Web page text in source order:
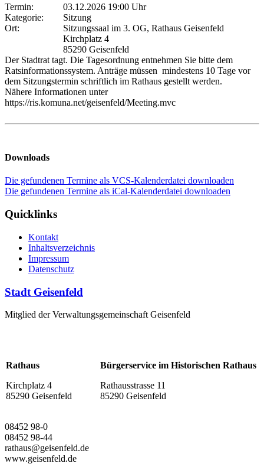
Termin:
03.12.2026 19:00 Uhr
Kategorie:
Sitzung
Ort:
Sitzungssaal im 3. OG, Rathaus Geisenfeld
Kirchplatz 4
85290 Geisenfeld
Der Stadtrat tagt. Die Tagesordnung entnehmen Sie bitte dem
Ratsinformationssystem. Anträge müssen mindestens 10 Tage vor
dem Sitzungstermin schriftlich im Rathaus gestellt werden.
Nähere Informationen unter
https://ris.komuna.net/geisenfeld/Meeting.mvc
Downloads
Die gefundenen Termine als VCS-Kalenderdatei downloaden
Die gefundenen Termine als iCal-Kalenderdatei downloaden
Quicklinks
Kontakt
Inhaltsverzeichnis
Impressum
Datenschutz
Stadt Geisenfeld
Mitglied der Verwaltungsgemeinschaft Geisenfeld
Rathaus
Kirchplatz 4
85290 Geisenfeld
Bürgerservice im Historischen Rathaus
Rathausstrasse 11
85290 Geisenfeld
08452 98-0
08452 98-44
rathaus@geisenfeld.de
www.geisenfeld.de